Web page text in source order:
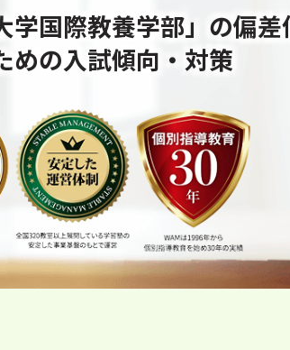
学国際教養学部」の偏差
めの⼊試傾向・対策